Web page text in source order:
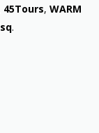
45Tours, WARM
.